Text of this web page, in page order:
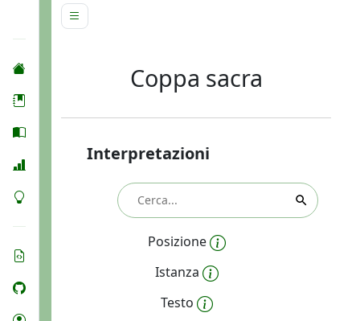
Coppa sacra
Interpretazioni
Posizione
Istanza
Testo